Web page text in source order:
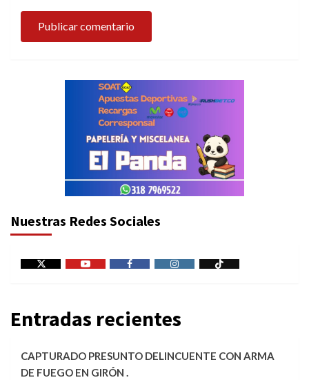
Nuestras Redes Sociales
Entradas recientes
CAPTURADO PRESUNTO DELINCUENTE CON ARMA
DE FUEGO EN GIRÓN .